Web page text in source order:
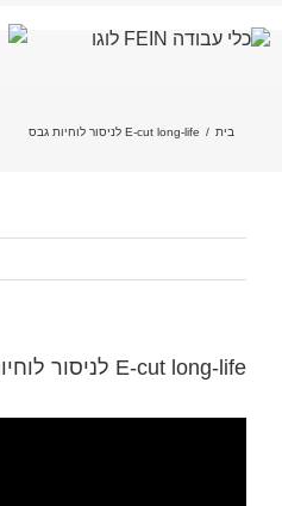
בית / E-cut long-life לניסור לוחיות גבס
E-cut long-life לניסור לוחיות גבס